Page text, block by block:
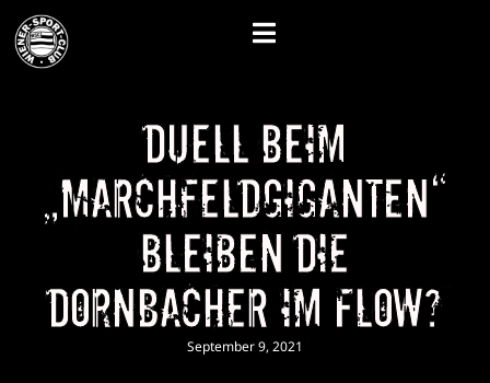
Duell beim
„Marchfeldgiganten“
Bleiben die
Dornbacher im Flow?
September 9, 2021